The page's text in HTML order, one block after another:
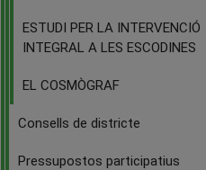
ESTUDI PER LA INTERVENCIÓ
INTEGRAL A LES ESCODINES
EL COSMÒGRAF
Consells de districte
Pressupostos participatius